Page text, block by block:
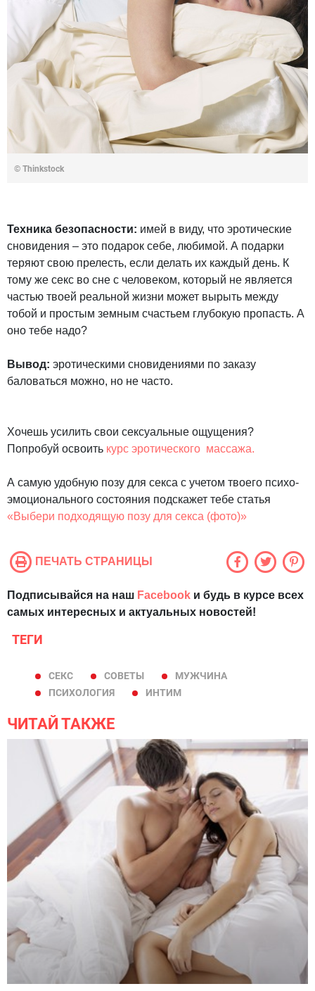
© Thinkstock
Техника безопасности: имей в виду, что эротические
сновидения – это подарок себе, любимой. А подарки
теряют свою прелесть, если делать их каждый день. К
тому же секс во сне с человеком, который не является
частью твоей реальной жизни может вырыть между
тобой и простым земным счастьем глубокую пропасть. А
оно тебе надо?
Вывод: эротическими сновидениями по заказу
баловаться можно, но не часто.
Хочешь усилить свои сексуальные ощущения?
Попробуй освоить курс эротического массажа.
А самую удобную позу для секса с учетом твоего психо-
эмоционального состояния подскажет тебе статья
«Выбери подходящую позу для секса (фото)»
ПЕЧАТЬ СТРАНИЦЫ
Подписывайся на наш Facebook и будь в курсе всех
самых интересных и актуальных новостей!
ТЕГИ
СЕКС СОВЕТЫ
МУЖЧИНА
ПСИХОЛОГИЯ
ИНТИМ
ЧИТАЙ ТАКЖЕ